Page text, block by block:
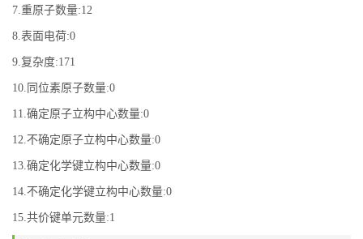
7.重原子数量:12
8.表面电荷:0
9.复杂度:171
10.同位素原子数量:0
11.确定原子立构中心数量:0
12.不确定原子立构中心数量:0
13.确定化学键立构中心数量:0
14.不确定化学键立构中心数量:0
15.共价键单元数量:1